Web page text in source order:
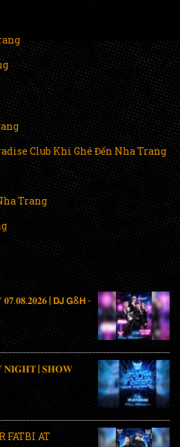
Club Khi Ghé Đến Nha Trang
Trang
| 𝗗𝗝 𝗚&𝗛 -
𝐍𝐈𝐆𝐇𝐓 | 𝐒𝐇𝐎𝐖
FATBI AT